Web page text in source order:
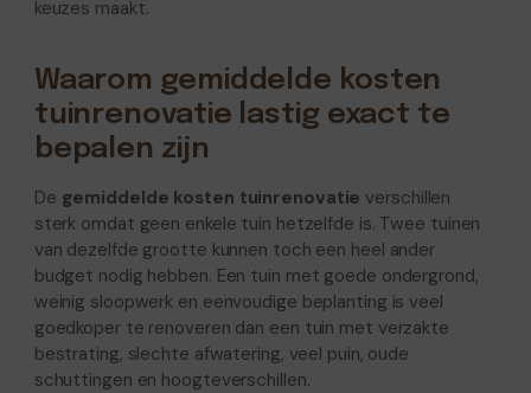
keuzes maakt.
Waarom gemiddelde kosten
tuinrenovatie lastig exact te
bepalen zijn
De gemiddelde kosten tuinrenovatie verschillen
sterk omdat geen enkele tuin hetzelfde is. Twee tuinen
van dezelfde grootte kunnen toch een heel ander
budget nodig hebben. Een tuin met goede ondergrond,
weinig sloopwerk en eenvoudige beplanting is veel
goedkoper te renoveren dan een tuin met verzakte
bestrating, slechte afwatering, veel puin, oude
schuttingen en hoogteverschillen.